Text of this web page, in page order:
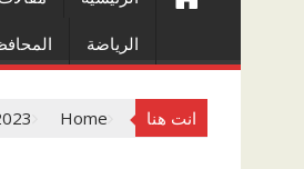
الرياضة
انت هنا Home